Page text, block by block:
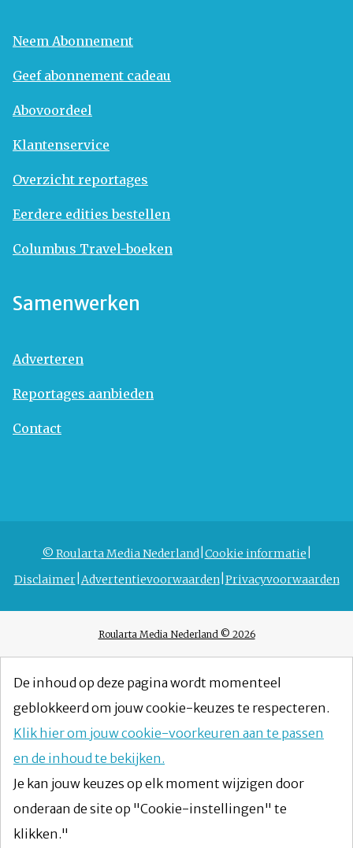
Neem Abonnement
Geef abonnement cadeau
Abovoordeel
Klantenservice
Overzicht reportages
Eerdere edities bestellen
Columbus Travel-boeken
Samenwerken
Adverteren
Reportages aanbieden
Contact
© Roularta Media Nederland Cookie informatie
Disclaimer Advertentievoorwaarden Privacyvoorwaarden
Roularta Media Nederland © 2026
De inhoud op deze pagina wordt momenteel
geblokkeerd om jouw cookie-keuzes te respecteren.
Klik hier om jouw cookie-voorkeuren aan te passen
en de inhoud te bekijken.
Je kan jouw keuzes op elk moment wijzigen door
onderaan de site op "Cookie-instellingen" te
klikken."